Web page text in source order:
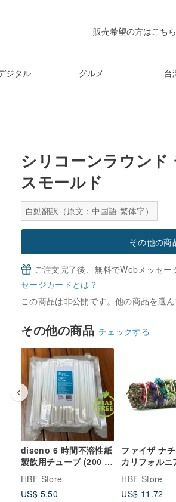
販売希望の方はこちら
ジタル グルメ 台
シリコーンラウンド
スモールド
自動翻訳（原文：中国語-繁体字）
その他の商
ご注文完了後、無料でWebメッセー
セージカードとは？
この商品は非公開です。他の商品を選ん
その他の商品 チェックする
diseno 6 時間不溶性紙
製飲用チューブ (200 個
by Soilable
HBF Store
US$ 5.50
ファイザ ナ
カリフォルニ
ホワイト セー
ク スティック
HBF Store
US$ 11.72